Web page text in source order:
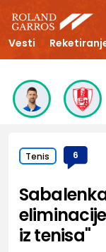
Vesti
Tenis 6
iz tenisa"